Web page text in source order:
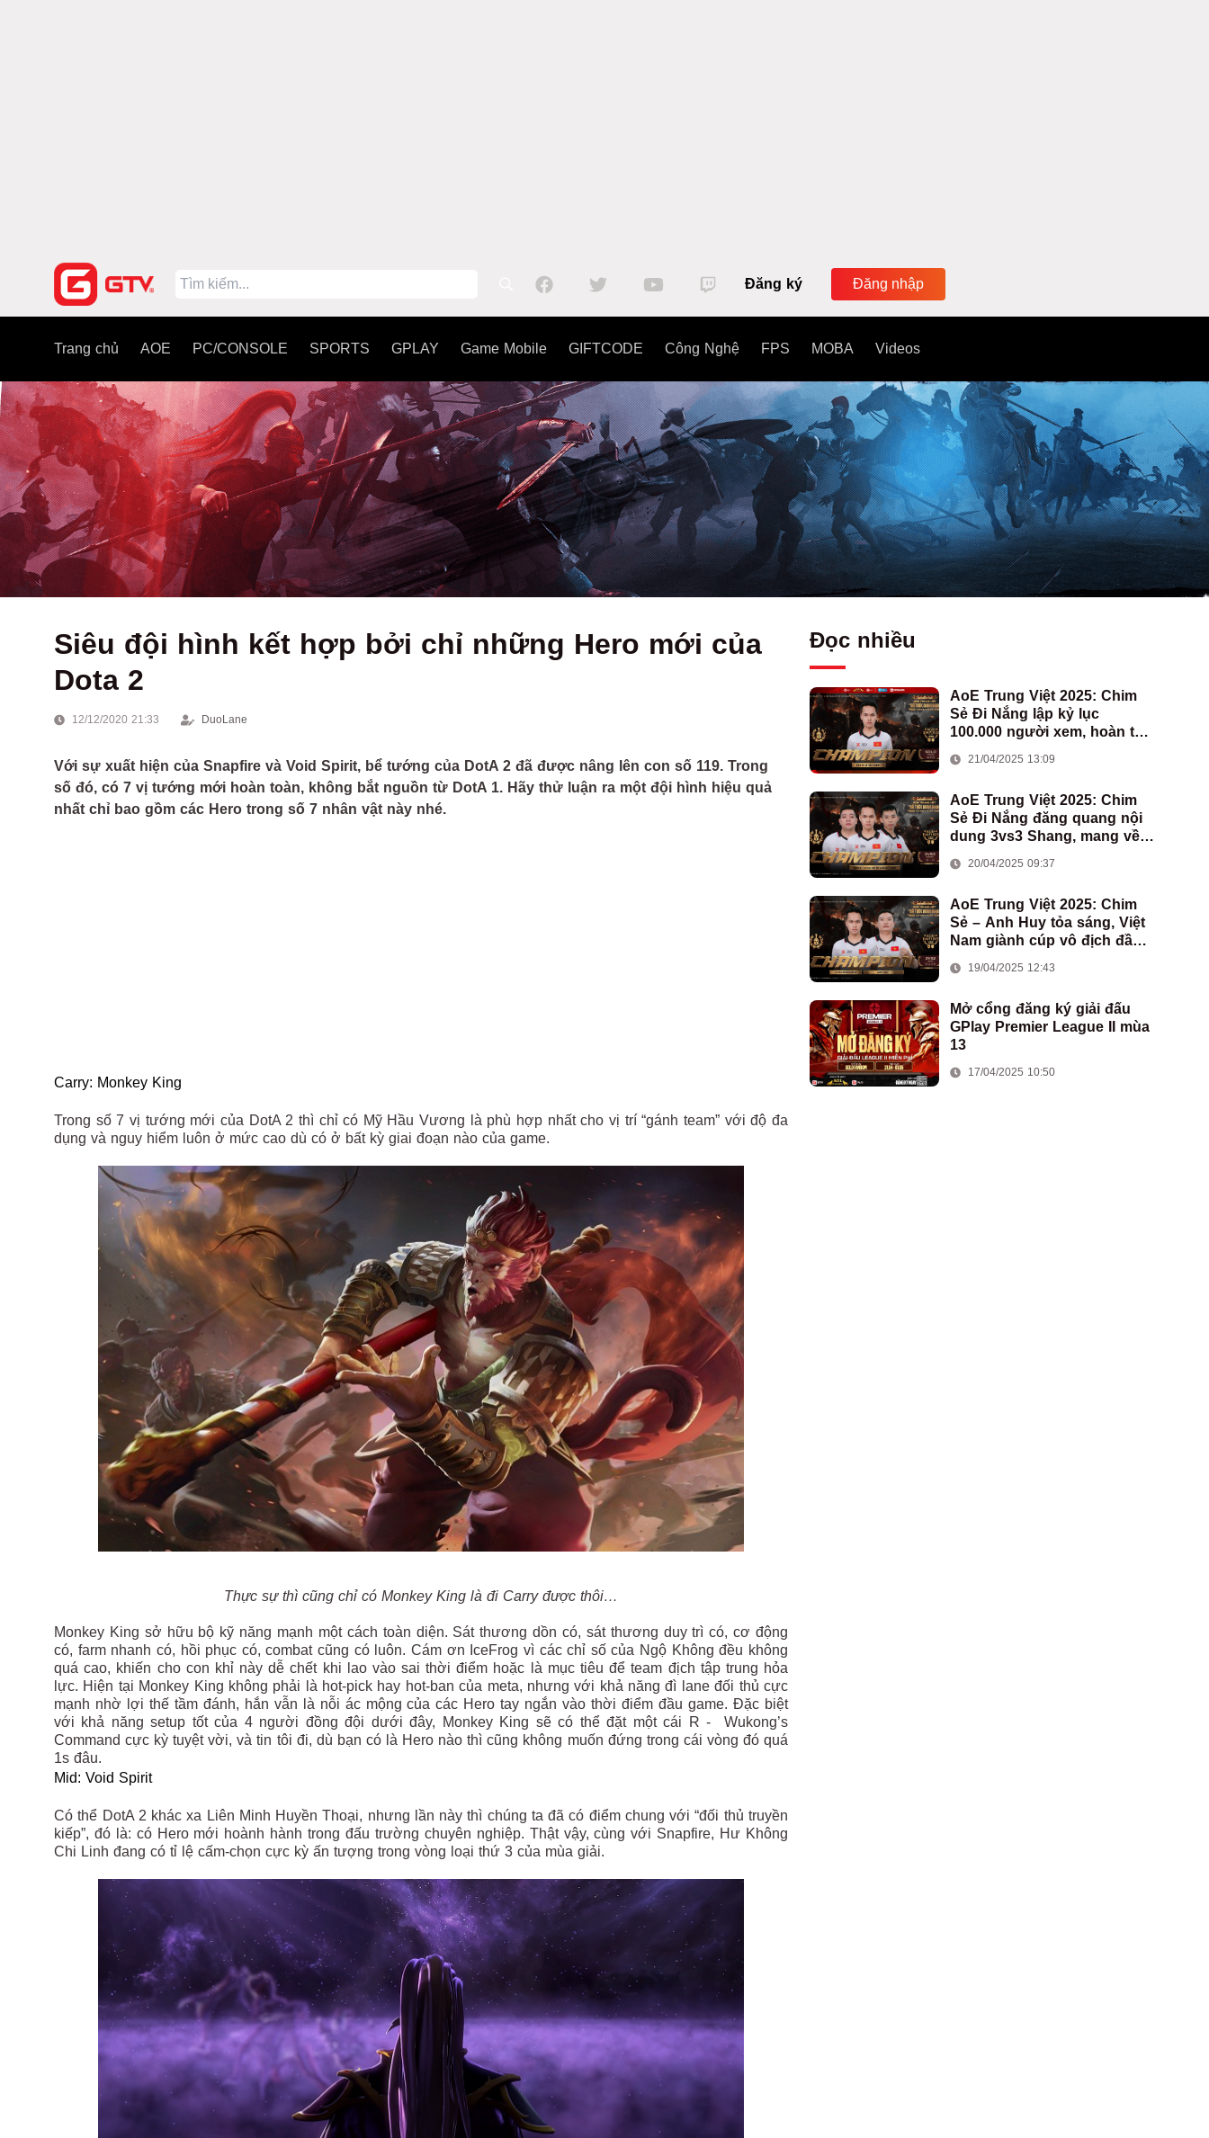
Đăng ký Đăng nhập
Trang chủ AOE PC/CONSOLE SPORTS GPLAY Game Mobile GIFTCODE Công Nghệ FPS MOBA Videos
Siêu đội hình kết hợp bởi chỉ những Hero mới của
Dota 2
12/12/2020 21:33 DuoLane
Với sự xuất hiện của Snapfire và Void Spirit, bể tướng của DotA 2 đã được nâng lên con số 119. Trong
số đó, có 7 vị tướng mới hoàn toàn, không bắt nguồn từ DotA 1. Hãy thử luận ra một đội hình hiệu quả
nhất chỉ bao gồm các Hero trong số 7 nhân vật này nhé.
Carry: Monkey King
Trong số 7 vị tướng mới của DotA 2 thì chỉ có Mỹ Hầu Vương là phù hợp nhất cho vị trí “gánh team” với độ đa
dụng và nguy hiểm luôn ở mức cao dù có ở bất kỳ giai đoạn nào của game.
Thực sự thì cũng chỉ có Monkey King là đi Carry được thôi…
Monkey King sở hữu bộ kỹ năng mạnh một cách toàn diện. Sát thương dồn có, sát thương duy trì có, cơ động
có, farm nhanh có, hồi phục có, combat cũng có luôn. Cám ơn IceFrog vì các chỉ số của Ngộ Không đều không
quá cao, khiến cho con khỉ này dễ chết khi lao vào sai thời điểm hoặc là mục tiêu để team địch tập trung hỏa
lực. Hiện tại Monkey King không phải là hot-pick hay hot-ban của meta, nhưng với khả năng đì lane đối thủ cực
mạnh nhờ lợi thế tầm đánh, hắn vẫn là nỗi ác mộng của các Hero tay ngắn vào thời điểm đầu game. Đặc biệt
với khả năng setup tốt của 4 người đồng đội dưới đây, Monkey King sẽ có thể đặt một cái R - Wukong’s
Command cực kỳ tuyệt vời, và tin tôi đi, dù bạn có là Hero nào thì cũng không muốn đứng trong cái vòng đó quá
1s đâu.
Mid: Void Spirit
Có thể DotA 2 khác xa Liên Minh Huyền Thoại, nhưng lần này thì chúng ta đã có điểm chung với “đối thủ truyền
kiếp”, đó là: có Hero mới hoành hành trong đấu trường chuyên nghiệp. Thật vậy, cùng với Snapfire, Hư Không
Chi Linh đang có tỉ lệ cấm-chọn cực kỳ ấn tượng trong vòng loại thứ 3 của mùa giải.
Đọc nhiều
AoE Trung Việt 2025: Chim
Sẻ Đi Nắng lập kỷ lục
100.000 người xem, hoàn tất
Việt Nam
21/04/2025 13:09
AoE Trung Việt 2025: Chim
Sẻ Đi Nắng đăng quang nội
dung 3vs3 Shang, mang về
đoàn AoE Việt Nam
20/04/2025 09:37
AoE Trung Việt 2025: Chim
Sẻ – Anh Huy tỏa sáng, Việt
Nam giành cúp vô địch đầu
19/04/2025 12:43
Mở cổng đăng ký giải đấu
GPlay Premier League II mùa
13
17/04/2025 10:50